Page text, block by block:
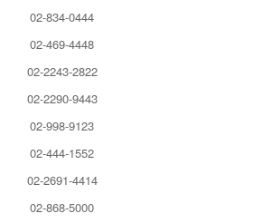
02-834-0444
02-469-4448
02-2243-2822
02-2290-9443
02-998-9123
02-444-1552
02-2691-4414
02-868-5000